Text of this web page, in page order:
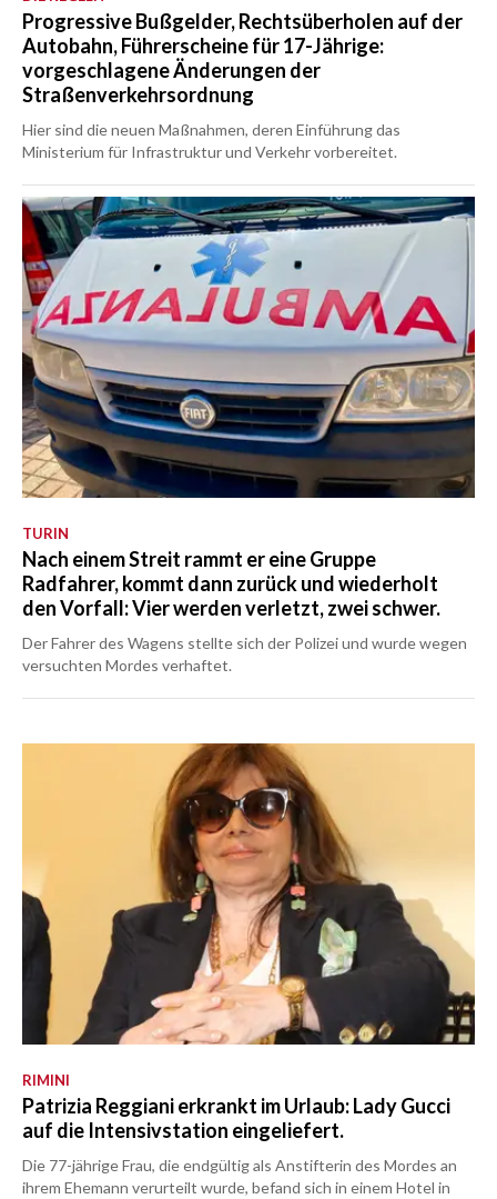
Progressive Bußgelder, Rechtsüberholen auf der
Autobahn, Führerscheine für 17-Jährige:
vorgeschlagene Änderungen der
Straßenverkehrsordnung
Hier sind die neuen Maßnahmen, deren Einführung das
Ministerium für Infrastruktur und Verkehr vorbereitet.
TURIN
Nach einem Streit rammt er eine Gruppe
Radfahrer, kommt dann zurück und wiederholt
den Vorfall: Vier werden verletzt, zwei schwer.
Der Fahrer des Wagens stellte sich der Polizei und wurde wegen
versuchten Mordes verhaftet.
RIMINI
Patrizia Reggiani erkrankt im Urlaub: Lady Gucci
auf die Intensivstation eingeliefert.
Die 77-jährige Frau, die endgültig als Anstifterin des Mordes an
ihrem Ehemann verurteilt wurde, befand sich in einem Hotel in